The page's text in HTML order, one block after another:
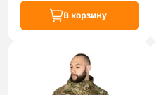
В корзину